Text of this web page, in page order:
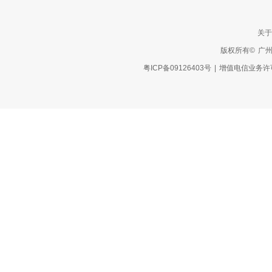
关
版权所有© 广
粤ICP备09126403号 增值电信业务